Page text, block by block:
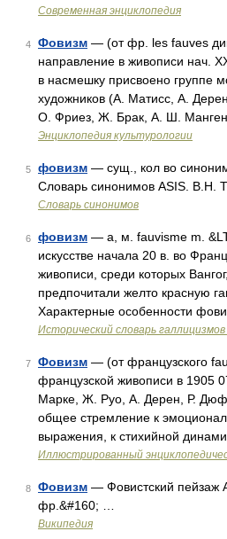
Современная энциклопедия
4 Фовизм — (от фр. les fauves
направление в живописи нач.
в насмешку присвоено группе
художников (А. Матисс, А.
О. Фриез, Ж. Брак, А. Ш.
Энциклопедия культурологии
5 фовизм — сущ., кол во
Словарь синонимов ASIS. В.Н.
Словарь синонимов
6 фовизм — а, м. fauvisme m.
искусстве начала 20 в. во
живописи, среди которых
предпочитали желто красную
Характерные особенности
Исторический словарь галлицизмов
7 Фовизм — (от французского
французской живописи в 1905
Марке, Ж. Руо, А. Дерен, Р.
общее стремление к
выражения, к стихийной
Иллюстрированный
8 Фовизм — Фовистский пейзаж
фр.&#160; …
Википедия